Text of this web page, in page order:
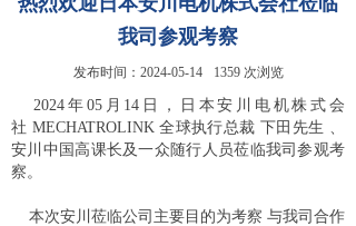
我司参观考察
发布时间： 2024-05-14 1359 次浏览
2024年05月14日，日本安川电机株式会
社 MECHATROLINK 全球执行总裁 下田先生 、
安川中国高课长及一众随行人员莅临我司参观考
察。
本次安川莅临公司主要目的为考察 与我司合作